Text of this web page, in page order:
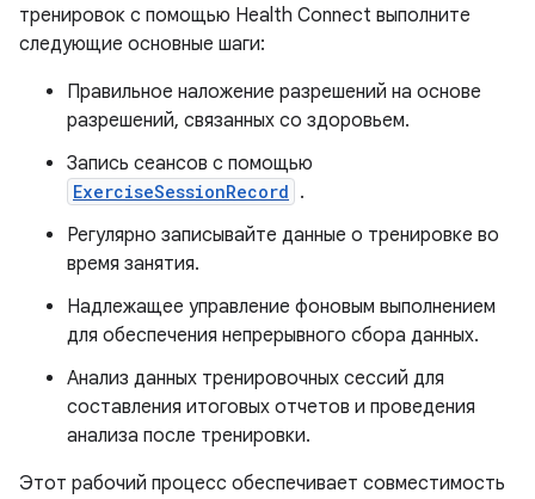
тренировок с помощью Health Connect выполните
следующие основные шаги:
Правильное наложение разрешений на основе
разрешений, связанных со здоровьем.
Запись сеансов с помощью
ExerciseSessionRecord .
Регулярно записывайте данные о тренировке во
время занятия.
Надлежащее управление фоновым выполнением
для обеспечения непрерывного сбора данных.
Анализ данных тренировочных сессий для
составления итоговых отчетов и проведения
анализа после тренировки.
Этот рабочий процесс обеспечивает совместимость